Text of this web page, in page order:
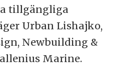
tillgängliga
Urban Lishajko,
Newbuilding &
Marine.